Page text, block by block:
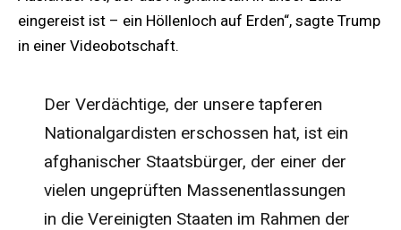
eingereist ist – ein Höllenloch auf Erden“, sagte Trump
in einer Videobotschaft.
Der Verdächtige, der unsere tapferen
Nationalgardisten erschossen hat, ist ein
afghanischer Staatsbürger, der einer der
vielen ungeprüften Massenentlassungen
in die Vereinigten Staaten im Rahmen der